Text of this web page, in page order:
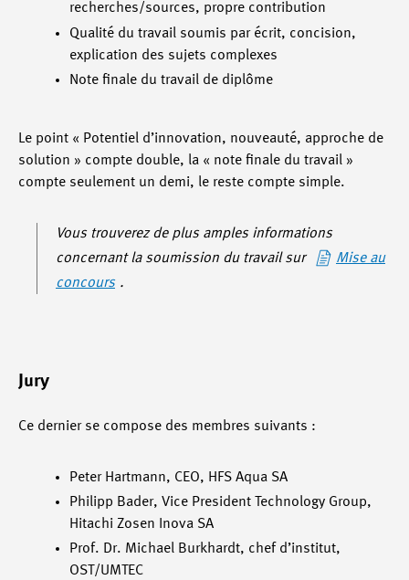
recherches/sources, propre contribution
Qualité du travail soumis par écrit, concision,
explication des sujets complexes
Note finale du travail de diplôme
Le point « Potentiel d’innovation, nouveauté, approche de
solution » compte double, la « note finale du travail »
compte seulement un demi, le reste compte simple.
Vous trouverez de plus amples informations
concernant la soumission du travail sur
Mise au
concours .
Jury
Ce dernier se compose des membres suivants :
Peter Hartmann, CEO, HFS Aqua SA
Philipp Bader, Vice President Technology Group,
Hitachi Zosen Inova SA
Prof. Dr. Michael Burkhardt, chef d’institut,
OST/UMTEC